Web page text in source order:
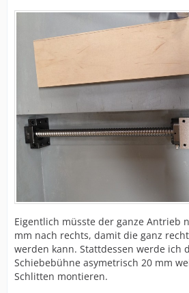
Eigentlich müsste der ganze Antrieb
mm nach rechts, damit die ganz
werden kann. Stattdessen werde ich
Schiebebühne asymetrisch 20 mm
Schlitten montieren.